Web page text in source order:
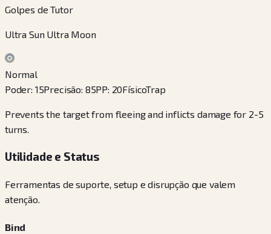
Golpes de Tutor
Ultra Sun Ultra Moon
Normal
Poder: 15Precisão: 85PP: 20FísicoTrap
Prevents the target from fleeing and inflicts damage for 2-5
turns.
Utilidade e Status
Ferramentas de suporte, setup e disrupção que valem
atenção.
Bind